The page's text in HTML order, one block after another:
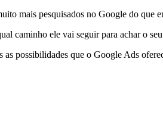
mais pesquisados no Google do que
caminho ele vai seguir para achar o
possibilidades que o Google Ads